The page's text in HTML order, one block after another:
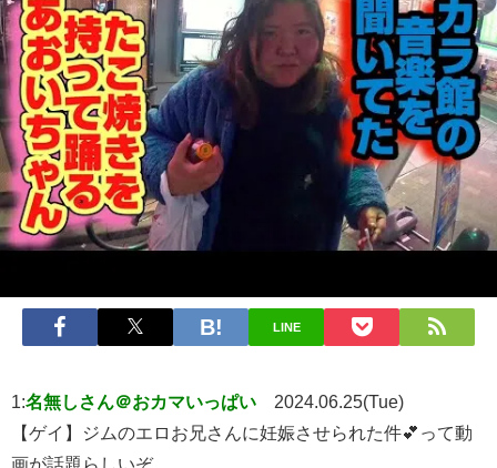
LINE
1:名無しさん＠おカマいっぱい
2024.06.25(Tue)
【ゲイ】ジムのエロお兄さんに妊娠させられた件💕って動
画が話題らしいぞ